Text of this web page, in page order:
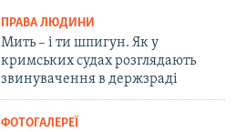
ПРАВА ЛЮДИНИ
Мить – і ти шпигун. Як у
кримських судах розглядають
звинувачення в держзраді
ФОТОГАЛЕРЕЇ